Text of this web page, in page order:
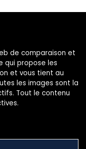
de comparaison et
qui propose les
et vous tient au
les images sont la
Tout le contenu